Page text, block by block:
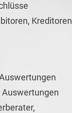
Kreditoren